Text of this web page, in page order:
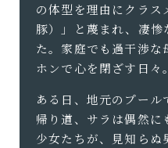
の体型を理由にクラス
豚）」と蔑まれ、凄惨
た。家庭でも過干渉な
ホンで心を閉ざす日々。
ある日、地元のプール
帰り道、サラは偶然に
少女たちが、見知らぬ